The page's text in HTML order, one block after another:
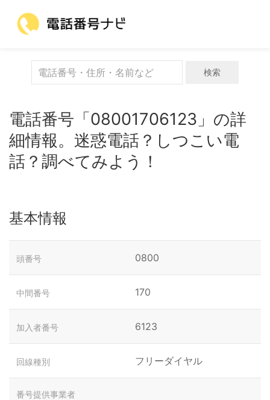
検索
電話番号「08001706123」の詳
細情報。迷惑電話？しつこい電
話？調べてみよう！
基本情報
頭番号 0800
中間番号 170
加入者番号 6123
回線種別 フリーダイヤル
番号提供事業者